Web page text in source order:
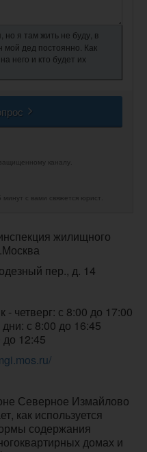
я там жить не буду, в
мой дед постоянно. Как
него и кто будет их
каналу.
с вами свяжется юрист.
жилищного
пер., д. 14
- четверг: с 8:00 до 17:00
с 8:00 до 16:45
12:45
Северное Измайлово
как используется
содержания
домах и